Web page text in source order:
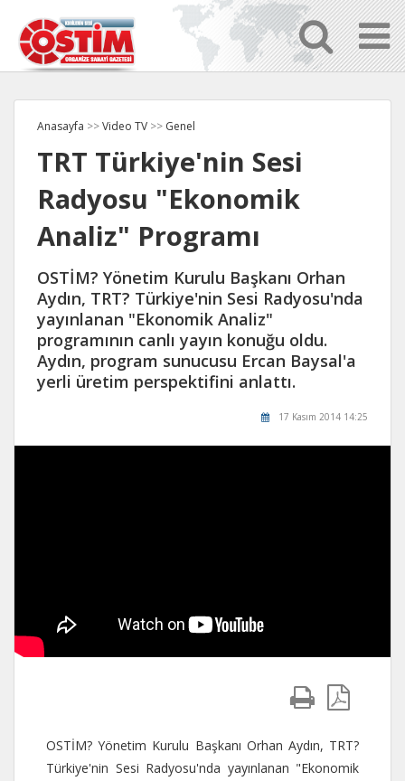
Anasayfa >>Video TV >> Genel
TRT Türkiye'nin Sesi
Radyosu "Ekonomik
Analiz" Programı
OSTİM? Yönetim Kurulu Başkanı Orhan
Aydın, TRT? Türkiye'nin Sesi Radyosu'nda
yayınlanan "Ekonomik Analiz"
programının canlı yayın konuğu oldu.
Aydın, program sunucusu Ercan Baysal'a
yerli üretim perspektifini anlattı.
17 Kasım 2014 14:25
OSTİM? Yönetim Kurulu Başkanı Orhan Aydın, TRT?
Türkiye'nin Sesi Radyosu'nda yayınlanan "Ekonomik